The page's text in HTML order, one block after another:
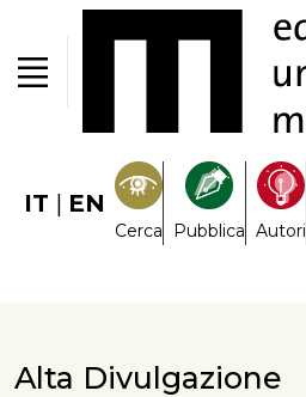
IT | EN
Cerca Pubblica Autori
Alta Divulgazione